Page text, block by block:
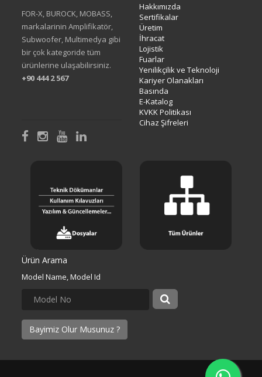
FOR-X, BUROCK, MOBASS,
markalarinin Amplifikatör,
Subwoofer, Multimedya gibi
bir çok kategoride tüm
ürünlerine ulaşabilirsiniz.
+90 444 2 567
Hakkımızda
Sertifikalar
Üretim
İhracat
Lojistik
Fuarlar
Yenilikçilik ve Teknoloji
Kariyer Olanakları
Basında
E-Katalog
KVKK Politikası
Cihaz Şifreleri
Ürün Arama
Model Name, Model Id
Bayimiz Olur Musunuz ?